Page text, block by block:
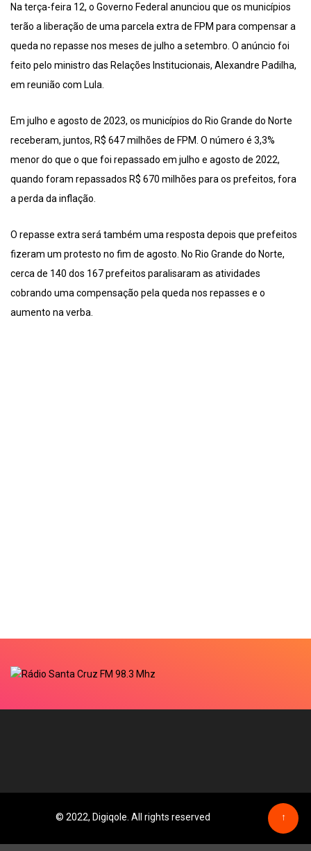
Na terça-feira 12, o Governo Federal anunciou que os municípios
terão a liberação de uma parcela extra de FPM para compensar a
queda no repasse nos meses de julho a setembro. O anúncio foi
feito pelo ministro das Relações Institucionais, Alexandre Padilha,
em reunião com Lula.
Em julho e agosto de 2023, os municípios do Rio Grande do Norte
receberam, juntos, R$ 647 milhões de FPM. O número é 3,3%
menor do que o que foi repassado em julho e agosto de 2022,
quando foram repassados R$ 670 milhões para os prefeitos, fora
a perda da inflação.
O repasse extra será também uma resposta depois que prefeitos
fizeram um protesto no fim de agosto. No Rio Grande do Norte,
cerca de 140 dos 167 prefeitos paralisaram as atividades
cobrando uma compensação pela queda nos repasses e o
aumento na verba.
© 2022, Digiqole. All rights reserved ↑